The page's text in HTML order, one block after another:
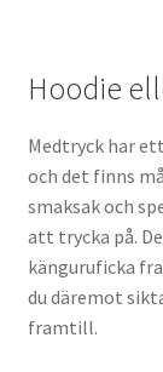
Hoodie
Medtryck har
och det finns
smaksak och
att trycka på.
känguruficka
du däremot
framtill.